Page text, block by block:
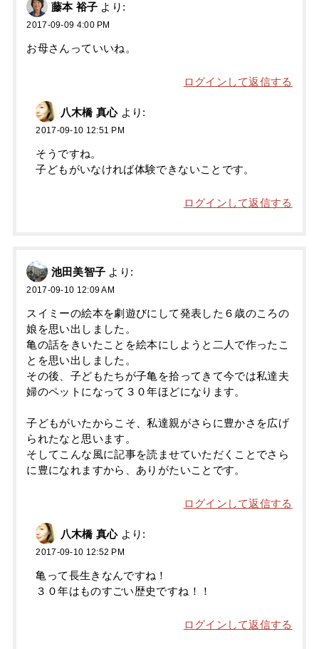
藤本 裕子 より:
2017-09-09 4:00 PM
お母さんっていいね。
ログインして返信する
八木橋 真心 より:
2017-09-10 12:51 PM
そうですね。
子どもがいなければ体験できないことです。
ログインして返信する
池田美智子 より:
2017-09-10 12:09 AM
スイミーの絵本を劇遊びにして発表した６歳のころの
娘を思い出しました。
亀の話をきいたことを絵本にしようと二人で作ったこ
とを思い出しました。
その後、子どもたちが子亀を拾ってきて今では私達夫
婦のペットになって３０年ほどになります。
子どもがいたからこそ、私達親がさらに豊かさを広げ
られたなと思います。
そしてこんな風に記事を読ませていただくことでさら
に豊になれますから、ありがたいことです。
ログインして返信する
八木橋 真心 より:
2017-09-10 12:52 PM
亀って長生きなんですね！
３０年はものすごい歴史ですね！！
ログインして返信する